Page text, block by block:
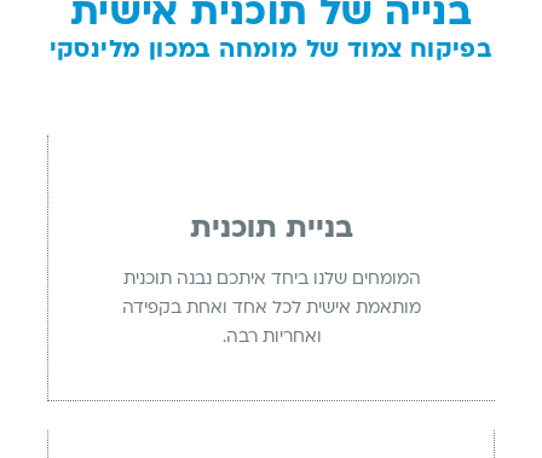
בנייה של תוכנית אישית
בפיקוח צמוד של מומחה במכון מלינסקי
בניית תוכנית
המומחים שלנו ביחד איתכם נבנה תוכנית
מותאמת אישית לכל אחד ואחת בקפידה
ואחריות רבה.